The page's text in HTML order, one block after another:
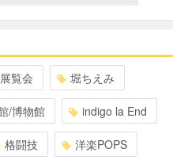
覧会 堀ちえみ
/博物館 indigo la End
格闘技 洋楽POPS